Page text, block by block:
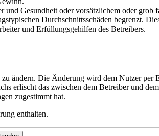
Gesundheit oder vorsätzlichem oder grob
Durchschnittsschäden begrenzt.
und Erfüllungsgehilfen des Betreibers.
ändern. Die Änderung wird dem Nutzer per
erlischt das zwischen dem Betreiber und
zugestimmt hat.
enthalten.